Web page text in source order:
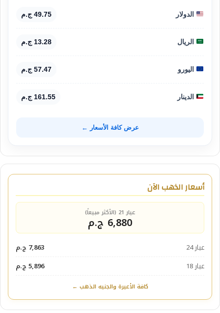
الدولار 49.75 ج.م
الريال 13.28 ج.م
اليورو 57.47 ج.م
الدينار 161.55 ج.م
عرض كافة الأسعار ←
أسعار الذهب الآن
عيار 21 (الأكثر مبيعاً)
6,880 ج.م
عيار 24
7,863 ج.م
عيار 18
5,896 ج.م
كافة الأعيرة والجنيه الذهب ←